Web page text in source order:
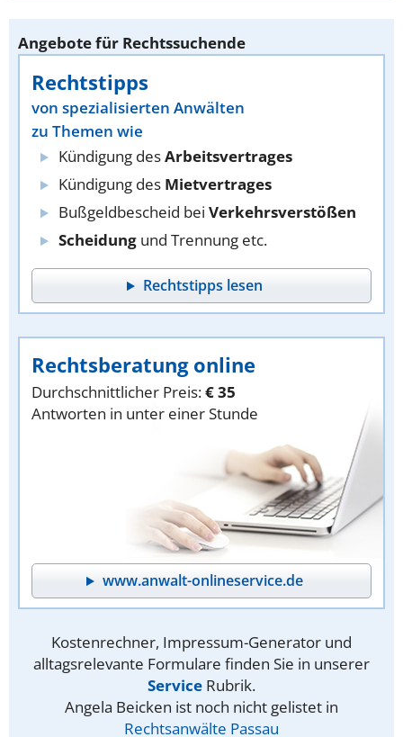
Angebote für Rechtssuchende
Rechtstipps
von spezialisierten Anwälten
zu Themen wie
Kündigung desArbeitsvertrages
Kündigung des Mietvertrages
Bußgeldbescheid bei Verkehrsverstößen
Scheidung und Trennung etc.
Rechtstipps lesen
Rechtsberatung online
Durchschnittlicher Preis:€ 35
Antworten in unter einer Stunde
www.anwalt-onlineservice.de
Kostenrechner, Impressum-Generator und
alltagsrelevante Formulare finden Sie in unserer
Service Rubrik.
Angela Beicken ist noch nicht gelistet in
Rechtsanwälte Passau